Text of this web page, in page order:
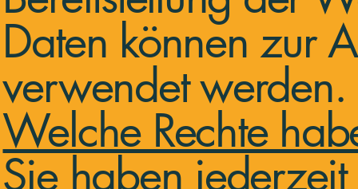
Daten können zur
verwendet werden.
Welche Rechte
Sie haben jederzeit